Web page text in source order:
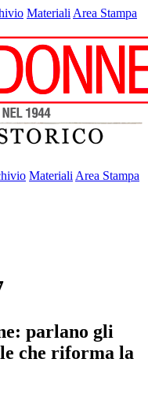
Materiali Area Stampa
Materiali Area Stampa
parlano gli
che riforma la